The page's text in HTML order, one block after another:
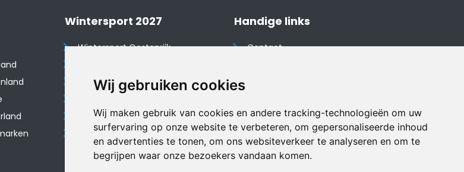
Wij gebruiken cookies
Wij maken gebruik van cookies en andere tracking-technologieën om uw
surfervaring op onze website te verbeteren, om gepersonaliseerde inhoud
en advertenties te tonen, om ons websiteverkeer te analyseren en om te
begrijpen waar onze bezoekers vandaan komen.
Wintersport 2027
Wintersport Oostenrijk
Wintersport Tsjechië
Wintersport Duitsland
Wintersport Italië
Handige links
Contact
Disclaimer
Vakantiehuis website